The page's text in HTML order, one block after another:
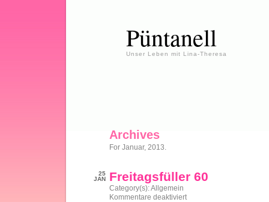
Püntanell
Unser Leben mit Lina-Theresa
Archives
For Januar, 2013.
25
JAN
Freitagsfüller 60
Category(s):Allgemein
Kommentare deaktiviertfür